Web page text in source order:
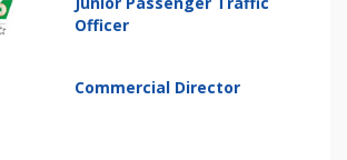
Officer
Commercial Director